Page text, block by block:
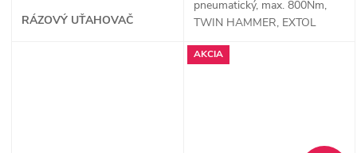
RÁZOVÝ UŤAHOVAČ
pneumatický, max. 800Nm,
TWIN HAMMER, EXTOL
AKCIA